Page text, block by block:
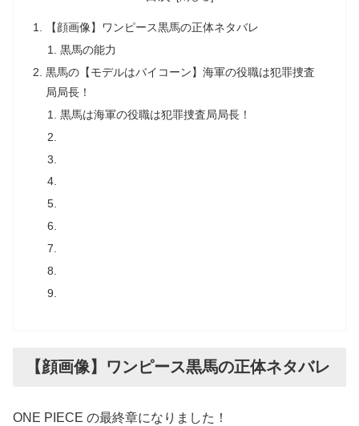
【顔画像】ワンピース黒馬の正体ネタバレ
黒馬の能力
黒馬の【モデルはバイコーン】海軍の役職は犯罪捜査
局局長！
黒馬は海軍の役職は犯罪捜査局局長！
【顔画像】ワンピース黒馬の正体ネタバレ
ONE PIECE の最終章になりました！